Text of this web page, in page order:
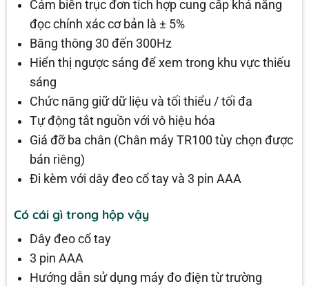
Cảm biến trục đơn tích hợp cung cấp khả năng
đọc chính xác cơ bản là ± 5%
Băng thông 30 đến 300Hz
Hiển thị ngược sáng để xem trong khu vực thiếu
sáng
Chức năng giữ dữ liệu và tối thiểu / tối đa
Tự động tắt nguồn với vô hiệu hóa
Giá đỡ ba chân (Chân máy TR100 tùy chọn được
bán riêng)
Đi kèm với dây đeo cổ tay và 3 pin AAA
Có cái gì trong hộp vậy
Dây đeo cổ tay
3 pin AAA
Hướng dẫn sử dụng máy đo điện từ trường